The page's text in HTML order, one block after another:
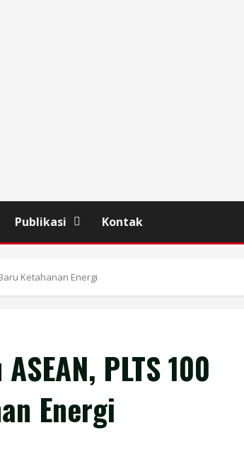
Publikasi Kontak
Ketahanan Energi
PLTS 100
Energi